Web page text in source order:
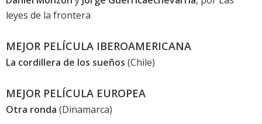
leyes de la frontera
MEJOR PELÍCULA IBEROAMERICANA
La cordillera de los sueños (Chile)
MEJOR PELÍCULA EUROPEA
Otra ronda (Dinamarca)